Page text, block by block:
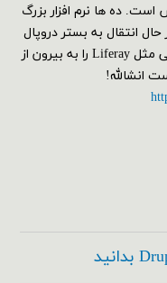
ده ها نرم افزار بزرگ
انتقال به بستر دروپال
هستند. این روند رفته رفته قدرتهای سنتی مثل Liferay را به بیرون از
انشالله!